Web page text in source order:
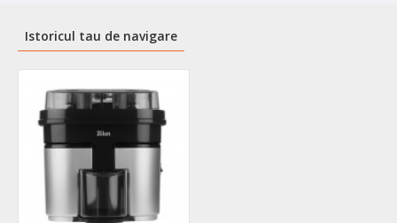
Istoricul tau de navigare